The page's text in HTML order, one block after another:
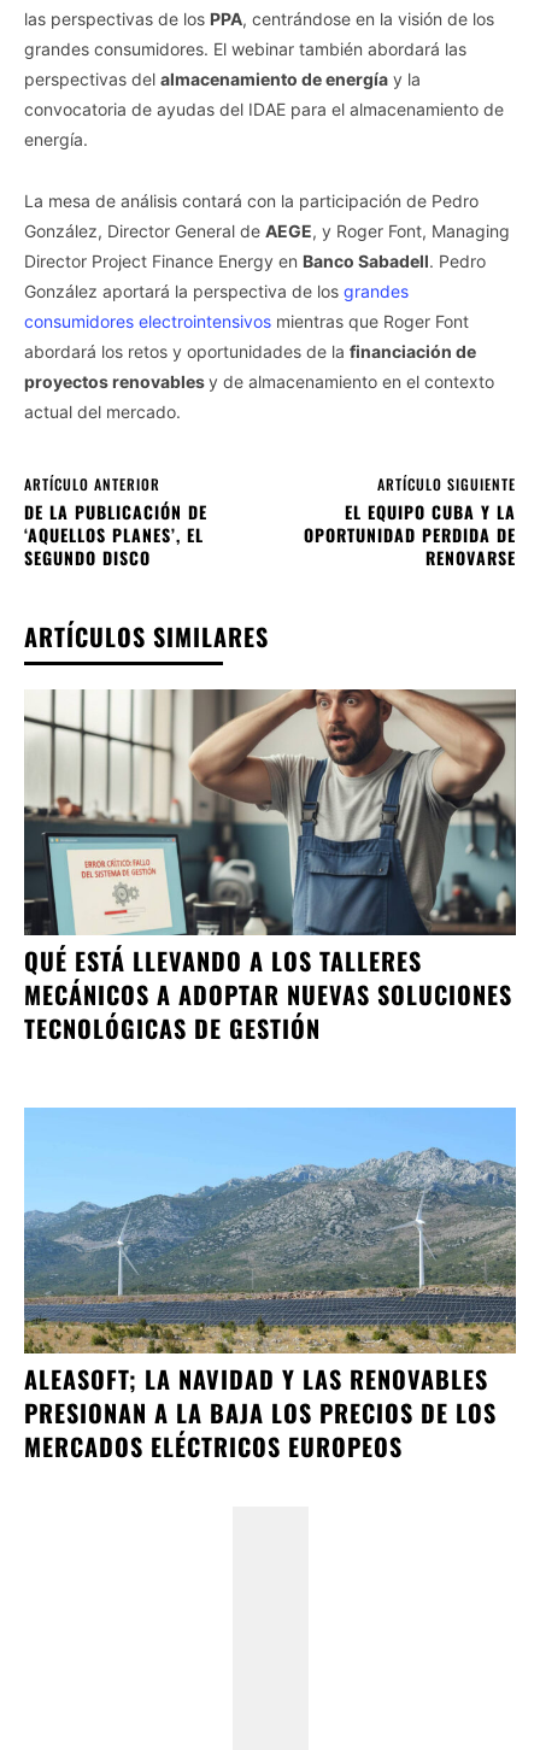
las perspectivas de los PPA, centrándose en la visión de los
grandes consumidores. El webinar también abordará las
perspectivas del almacenamiento de energía y la
convocatoria de ayudas del IDAE para el almacenamiento de
energía.
La mesa de análisis contará con la participación de Pedro
González, Director General de AEGE, y Roger Font, Managing
Director Project Finance Energy en Banco Sabadell. Pedro
González aportará la perspectiva de los grandes
consumidores electrointensivos mientras que Roger Font
abordará los retos y oportunidades de la financiación de
proyectos renovablesy de almacenamiento en el contexto
actual del mercado.
ARTÍCULO ANTERIOR
DE LA PUBLICACIÓN DE
‘AQUELLOS PLANES’, EL
SEGUNDO DISCO
ARTÍCULO SIGUIENTE
EL EQUIPO CUBA Y LA
OPORTUNIDAD PERDIDA DE
RENOVARSE
ARTÍCULOS SIMILARES
QUÉ ESTÁ LLEVANDO A LOS TALLERES
MECÁNICOS A ADOPTAR NUEVAS SOLUCIONES
TECNOLÓGICAS DE GESTIÓN
ALEASOFT; LA NAVIDAD Y LAS RENOVABLES
PRESIONAN A LA BAJA LOS PRECIOS DE LOS
MERCADOS ELÉCTRICOS EUROPEOS